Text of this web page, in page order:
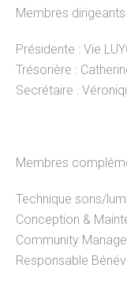
Membres dirigeants
Présidente : Vie
Trésorière :
Secrétaire :
Membres
Technique sons/
Conception &
Community
Responsable